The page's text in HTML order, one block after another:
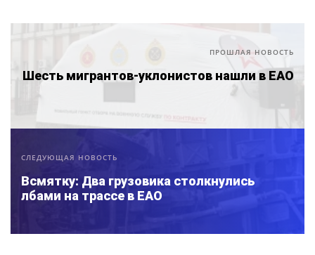
ПРОШЛАЯ НОВОСТЬ
Шесть мигрантов-уклонистов нашли в ЕАО
СЛЕДУЮЩАЯ НОВОСТЬ
Всмятку: Два грузовика столкнулись
лбами на трассе в ЕАО